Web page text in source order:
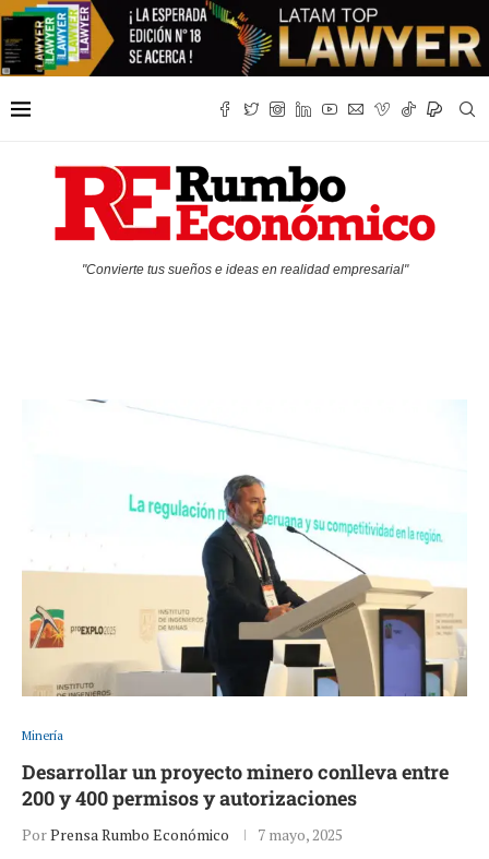
"Convierte tus sueños e ideas en realidad empresarial"
Minería
Desarrollar un proyecto minero conlleva entre
200 y 400 permisos y autorizaciones
PorPrensa Rumbo Económico 7 mayo, 2025